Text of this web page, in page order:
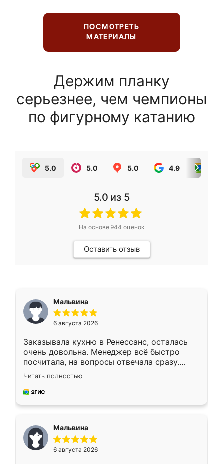
ПОСМОТРЕТЬ
МАТЕРИАЛЫ
Держим планку
серьезнее, чем чемпионы
по фигурному катанию
5.0 5.0 5.0 4.9
5.0 из 5
На основе 944 оценок
Оставить отзыв
Мальвина
6 августа 2026
Заказывала кухню в Ренессанс, осталась
очень довольна. Менеджер всё быстро
посчитала, на вопросы отвечала сразу.
Замерщик приехал в субботу, подошёл к
делу со всей ответственностью. Собрали
за день, ребята работали аккуратно, даже
Читать полностью
Мальвина
6 августа 2026